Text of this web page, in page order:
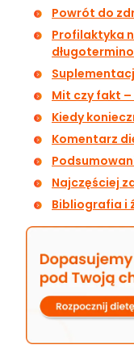
Powrót do
Profilaktyka
Mit czy fakt
Kiedy
Komentarz
Najczęściej
Bibliografia i